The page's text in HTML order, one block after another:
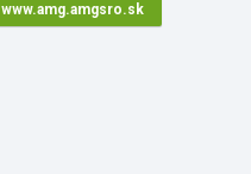
www.amg.amgsro.sk